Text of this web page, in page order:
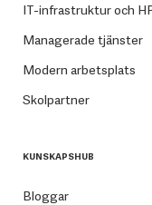
IT-infrastruktur och
Managerade tjänster
Modern arbetsplats
Skolpartner
KUNSKAPSHUB
Bloggar